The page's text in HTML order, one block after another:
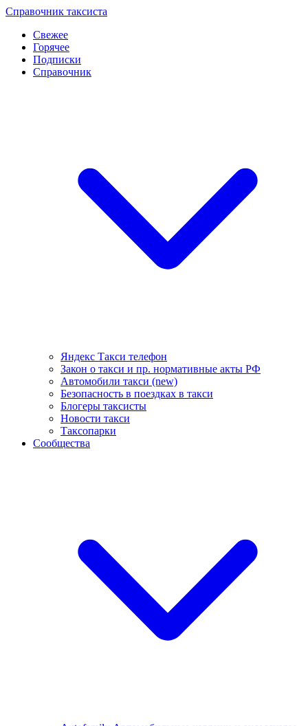
Перейти
контенту
Справочник таксиста
Свежее
Горячее
Подписки
Справочник
Яндекс Такси телефон
Закон о такси и пр. нормативные акты РФ
Автомобили такси (new)
Безопасность в поездках в такси
Блогеры таксисты
Новости такси
Таксопарки
Сообщества